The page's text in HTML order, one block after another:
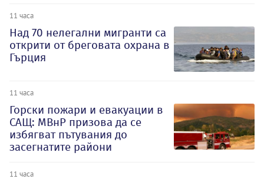
11 часа
Над 70 нелегални мигранти са
открити от бреговата охрана в
Гърция
11 часа
Горски пожари и евакуации в
САЩ: МВнР призова да се
избягват пътувания до
засегнатите райони
11 часа